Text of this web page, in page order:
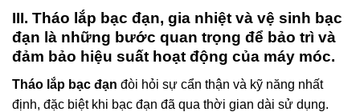
III. Tháo lắp bạc đạn, gia nhiệt và vệ sinh bạc
đạn là những bước quan trọng để bảo trì và
đảm bảo hiệu suất hoạt động của máy móc.
Tháo lắp bạc đạn đòi hỏi sự cẩn thận và kỹ năng nhất
định, đặc biệt khi bạc đạn đã qua thời gian dài sử dụng.